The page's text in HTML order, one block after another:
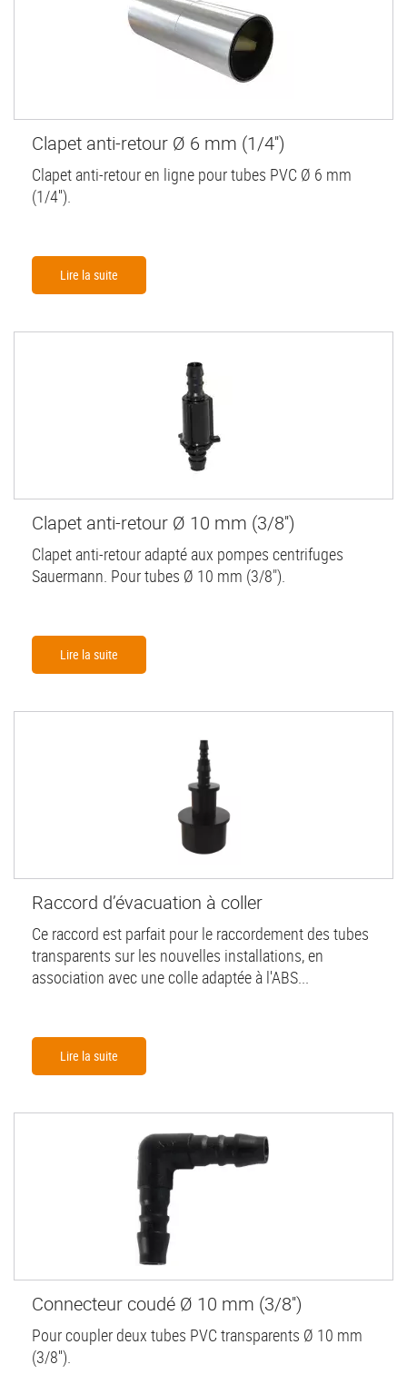
Clapet anti-retour Ø 6 mm (1/4'')
Clapet anti-retour en ligne pour tubes PVC Ø 6 mm
(1/4'').
Lire la suite
Clapet anti-retour Ø 10 mm (3/8'')
Clapet anti-retour adapté aux pompes centrifuges
Sauermann. Pour tubes Ø 10 mm (3/8").
Lire la suite
Raccord d’évacuation à coller
Ce raccord est parfait pour le raccordement des tubes
transparents sur les nouvelles installations, en
association avec une colle adaptée à l'ABS...
Lire la suite
Connecteur coudé Ø 10 mm (3/8'')
Pour coupler deux tubes PVC transparents Ø 10 mm
(3/8'').